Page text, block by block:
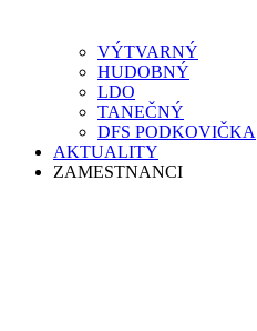
VÝTVARNÝ
HUDOBNÝ
LDO
TANEČNÝ
DFS PODKOVIČKA
AKTUALITY
ZAMESTNANCI